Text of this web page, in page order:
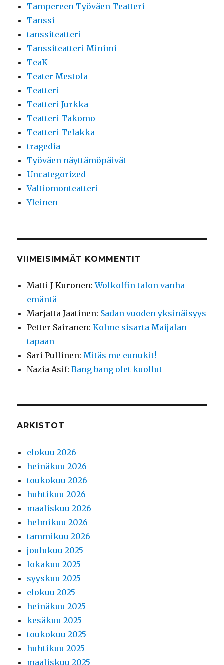
Tampereen Työväen Teatteri
Tanssi
tanssiteatteri
Tanssiteatteri Minimi
TeaK
Teater Mestola
Teatteri
Teatteri Jurkka
Teatteri Takomo
Teatteri Telakka
tragedia
Työväen näyttämöpäivät
Uncategorized
Valtiomonteatteri
Yleinen
VIIMEISIMMÄT KOMMENTIT
Matti J Kuronen:Wolkoffin talon vanha
emäntä
Marjatta Jaatinen: Sadan vuoden yksinäisyys
Petter Sairanen:Kolme sisarta Maijalan
tapaan
Sari Pullinen: Mitäs me eunukit!
Nazia Asif:Bang bang olet kuollut
ARKISTOT
elokuu 2026
heinäkuu 2026
toukokuu 2026
huhtikuu 2026
maaliskuu 2026
helmikuu 2026
tammikuu 2026
joulukuu 2025
lokakuu 2025
syyskuu 2025
elokuu 2025
heinäkuu 2025
kesäkuu 2025
toukokuu 2025
huhtikuu 2025
maaliskuu 2025